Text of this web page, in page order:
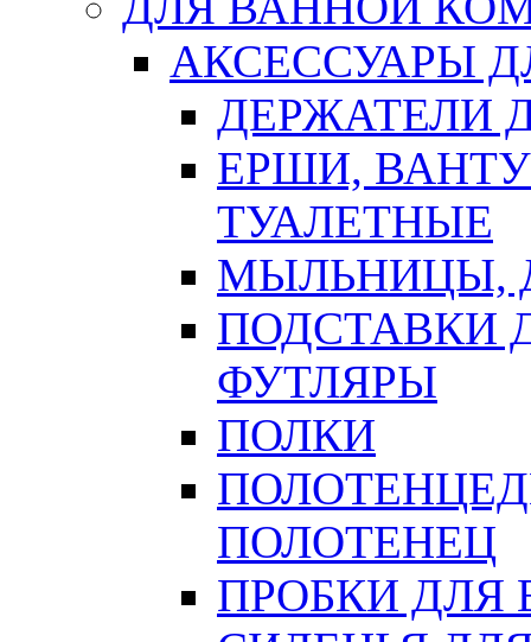
АКСЕССУАРЫ
ДЕРЖАТЕЛИ
ЕРШИ,
ТУАЛЕТНЫЕ
МЫЛЬНИЦЫ,
ПОДСТАВКИ
ФУТЛЯРЫ
ПОЛКИ
ПОЛОТЕНЕЦ
ПРОБКИ ДЛЯ